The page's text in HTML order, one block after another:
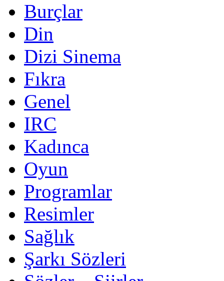
Burçlar
Din
Dizi Sinema
Fıkra
Genel
IRC
Kadınca
Oyun
Programlar
Resimler
Sağlık
Şarkı Sözleri